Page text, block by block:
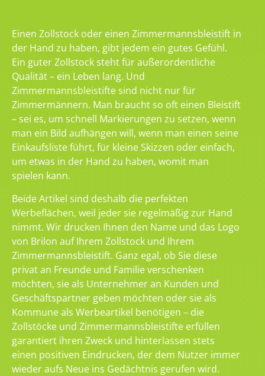
Einen Zollstock oder einen Zimmermannsbleistift in
der Hand zu haben, gibt jedem ein gutes Gefühl.
Ein guter Zollstock steht für außerordentliche
Qualität – ein Leben lang. Und
Zimmermannsbleistifte sind nicht nur für
Zimmermännern. Man braucht so oft einen Bleistift
– sei es, um schnell Markierungen zu setzen, wenn
man ein Bild aufhängen will, wenn man einen seine
Einkaufsliste führt, für kleine Skizzen oder einfach,
um etwas in der Hand zu haben, womit man
spielen kann.
Beide Artikel sind deshalb die perfekten
Werbeflächen, weil jeder sie regelmäßig zur Hand
nimmt. Wir drucken Ihnen den Name und das Logo
von Brilon auf Ihrem Zollstock und Ihrem
Zimmermannsbleistift. Ganz egal, ob Sie diese
privat an Freunde und Familie verschenken
möchten, sie als Unternehmer an Kunden und
Geschäftspartner geben möchten oder sie als
Kommune als Werbeartikel benötigen – die
Zollstöcke und Zimmermannsbleistifte erfüllen
garantiert ihren Zweck und hinterlassen stets
einen positiven Eindrucken, der dem Nutzer immer
wieder aufs Neue ins Gedächtnis gerufen wird.